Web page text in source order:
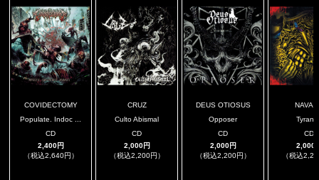
COVIDECTOMY
Populate. Indoc ...
CD
2,400円
（税込2,640円）
CRUZ
Culto Abismal
CD
2,000円
（税込2,200円）
DEUS OTIOSUS
Opposer
CD
2,000円
（税込2,200円）
CD
2,000
（税込